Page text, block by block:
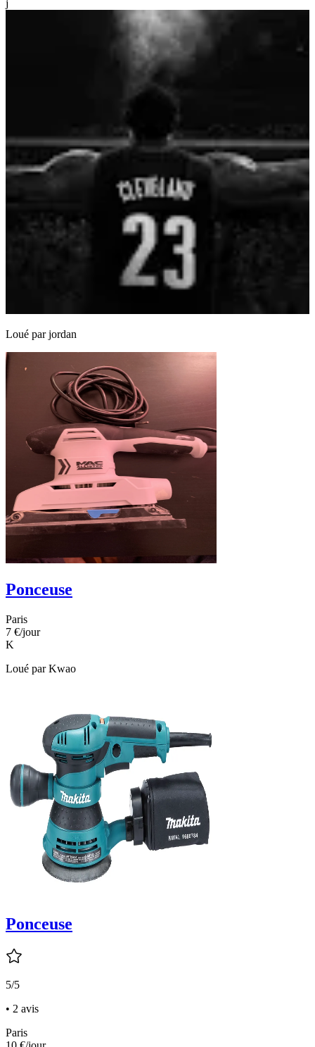
j
Loué parjordan
Ponceuse
Paris
7 €/jour
K
Loué parKwao
Ponceuse
5/5
• 2 avis
Paris